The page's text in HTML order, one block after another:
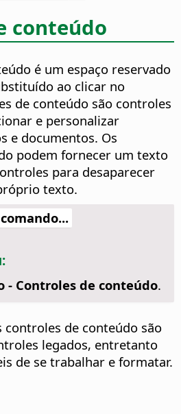
conteúdo
é um espaço reservado
ao clicar no
de conteúdo são controles
e personalizar
e documentos. Os
podem fornecer um texto
para desaparecer
texto.
- Controles de conteúdo.
controles de conteúdo são
legados, entretanto
de se trabalhar e formatar.